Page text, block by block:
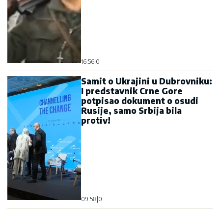
16:56|0
Samit o Ukrajini u Dubrovniku:
I predstavnik Crne Gore
potpisao dokument o osudi
Rusije, samo Srbija bila
protiv!
09:58|0